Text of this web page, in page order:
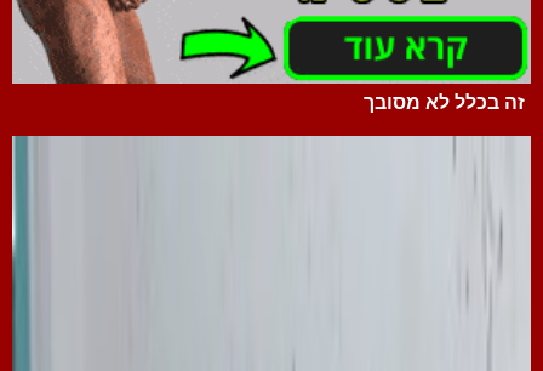
זה בכלל לא מסובך